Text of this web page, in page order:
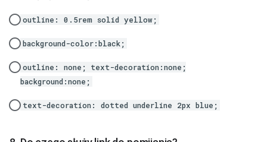
outline: 0.5rem solid yellow;
background-color:black;
outline: none; text-decoration:none;
background:none;
text-decoration: dotted underline 2px blue;